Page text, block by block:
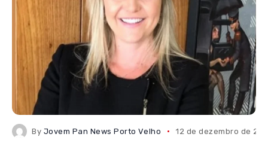
By Jovem Pan News Porto Velho 12 de dezembro de